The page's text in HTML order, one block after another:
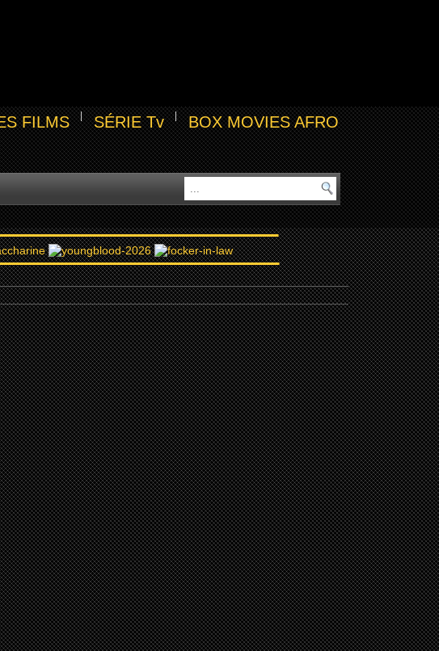
FILMS SÉRIE Tv BOX MOVIES AFRO